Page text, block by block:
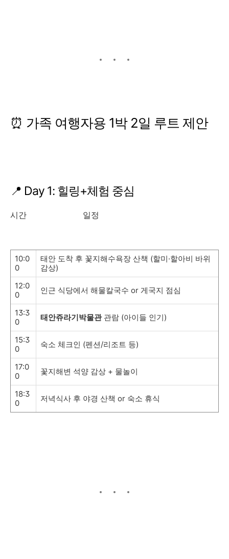
⏰ 가족 여행자용 1박 2일 루트 제안
📍 Day 1: 힐링+체험 중심
시간 일정
10:0
0
태안 도착 후 꽃지해수욕장 산책 (할미·할아비 바위
감상)
12:0
0
인근 식당에서 해물칼국수 or 게국지 점심
13:3
0
태안쥬라기박물관관람 (아이들 인기)
15:3
0
숙소 체크인 (펜션/리조트 등)
17:0
0
꽃지해변 석양 감상 + 물놀이
18:3
0
저녁식사 후 야경 산책 or 숙소 휴식